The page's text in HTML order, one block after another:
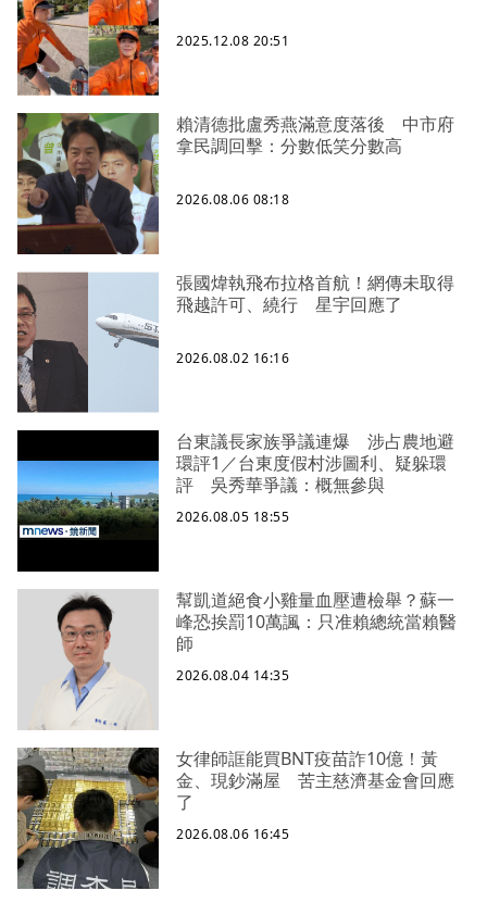
2025.12.08 20:51
賴清德批盧秀燕滿意度落後 中市府
拿民調回擊：分數低笑分數高
2026.08.06 08:18
張國煒執飛布拉格首航！網傳未取得
飛越許可、繞行 星宇回應了
2026.08.02 16:16
台東議長家族爭議連爆 涉占農地避
環評1／台東度假村涉圖利、疑躲環
評 吳秀華爭議：概無參與
2026.08.05 18:55
幫凱道絕食小雞量血壓遭檢舉？蘇一
峰恐挨罰10萬諷：只准賴總統當賴醫
師
2026.08.04 14:35
女律師誆能買BNT疫苗詐10億！黃
金、現鈔滿屋 苦主慈濟基金會回應
了
2026.08.06 16:45